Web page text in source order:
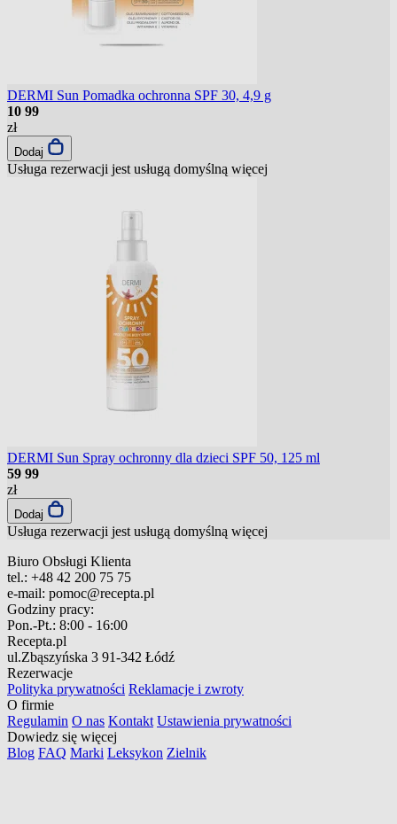
DERMI Sun Pomadka ochronna SPF 30, 4,9 g
10 99
zł
Dodaj
Usługa rezerwacji jest usługą domyślną więcej
DERMI Sun Spray ochronny dla dzieci SPF 50, 125 ml
59 99
zł
Dodaj
Usługa rezerwacji jest usługą domyślną więcej
Biuro Obsługi Klienta
tel.: +48 42 200 75 75
e-mail: pomoc@recepta.pl
Godziny pracy:
Pon.-Pt.: 8:00 - 16:00
Recepta.pl
ul.Zbąszyńska 3 91-342 Łódź
Rezerwacje
Polityka prywatności Reklamacje i zwroty
O firmie
Regulamin O nas Kontakt Ustawienia prywatności
Dowiedz się więcej
Blog FAQ Marki Leksykon Zielnik